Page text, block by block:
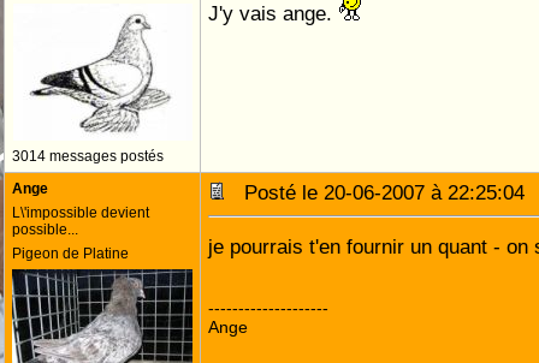
3014 messages postés
J'y vais ange.
Ange
L\'impossible devient
possible...
Pigeon de Platine
Posté le 20-06-2007 à
je pourrais t'en fournir un quant -
--------------------
Ange